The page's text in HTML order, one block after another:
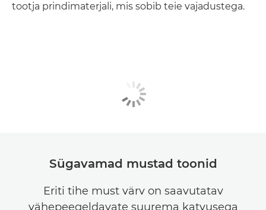
tootja prindimaterjali, mis sobib teie vajadustega.
Sügavamad mustad toonid
Eriti tihe must värv on saavutatav
vähepeegeldavate suurema katvusega